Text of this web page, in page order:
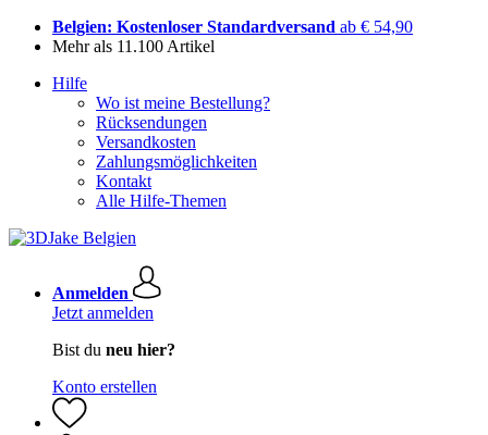
Belgien: Kostenloser Standardversand ab € 54,90
Mehr als 11.100 Artikel
Hilfe
Wo ist meine Bestellung?
Rücksendungen
Versandkosten
Zahlungsmöglichkeiten
Kontakt
Alle Hilfe-Themen
Anmelden
Jetzt anmelden
Bist du neu hier?
Konto erstellen